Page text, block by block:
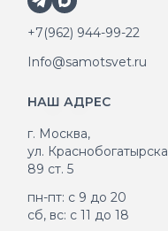
+7(962) 944-99-22
Info@samotsvet.ru
НАШ АДРЕС
г. Москва,
ул.
89 ст. 5
пн-пт: с 9 до 20
сб, вс: с 11 до 18